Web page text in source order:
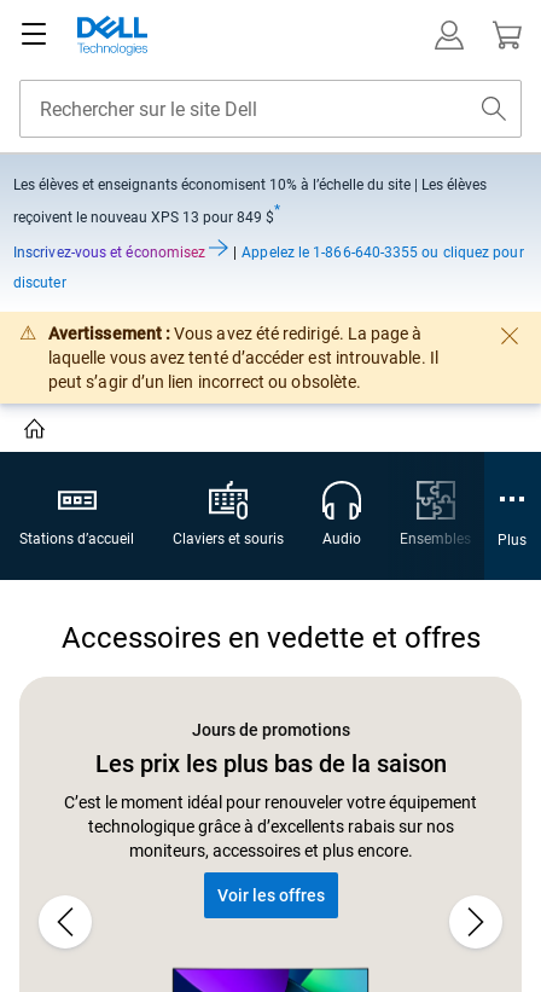
Les élèves et enseignants économisent 10% à l’échelle du site | Les élèves
reçoivent le nouveau XPS 13 pour 849 $*
Inscrivez-vous et économisez Appelezle 1-866-640-3355 ou cliquez pour
discuter
Avertissement :Vous avez été redirigé. La page à
laquelle vous avez tenté d’accéder est introuvable. Il
peut s’agir d’un lien incorrect ou obsolète.
Stations d’accueil Claviers et souris Audio Ensembles Plus
Accessoires en vedette et offres
Jours de promotions
Les prix les plus bas de la saison
C’est le moment idéal pour renouveler votre équipement
technologique grâce à d’excellents rabais sur nos
moniteurs, accessoires et plus encore.
Voir les offres